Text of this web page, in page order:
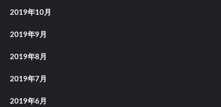
2019年10月
2019年9月
2019年8月
2019年7月
2019年6月